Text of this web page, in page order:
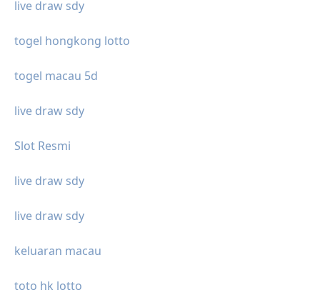
live draw sdy
togel hongkong lotto
togel macau 5d
live draw sdy
Slot Resmi
live draw sdy
live draw sdy
keluaran macau
toto hk lotto